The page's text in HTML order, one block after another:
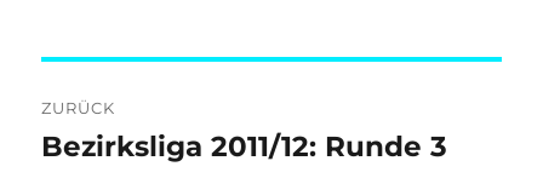
ZURÜCK
Vorheriger
Bezirksliga 2011/12: Runde 3